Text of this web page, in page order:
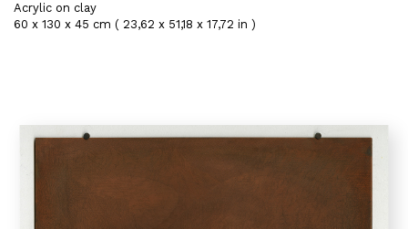
Acrylic on clay
60 x 130 x 45 cm ( 23,62 x 51,18 x 17,72 in )